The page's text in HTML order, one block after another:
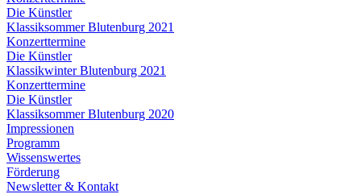
Die Künstler
Klassiksommer Blutenburg 2021
Konzerttermine
Die Künstler
Klassikwinter Blutenburg 2021
Konzerttermine
Die Künstler
Klassiksommer Blutenburg 2020
Impressionen
Programm
Wissenswertes
Förderung
Newsletter & Kontakt